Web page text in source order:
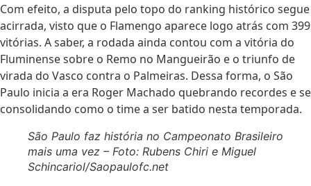
Com efeito, a disputa pelo topo do ranking histórico segue
acirrada, visto que o Flamengo aparece logo atrás com 399
vitórias. A saber, a rodada ainda contou com a vitória do
Fluminense sobre o Remo no Mangueirão e o triunfo de
virada do Vasco contra o Palmeiras. Dessa forma, o São
Paulo inicia a era Roger Machado quebrando recordes e se
consolidando como o time a ser batido nesta temporada.
São Paulo faz história no Campeonato Brasileiro
mais uma vez – Foto: Rubens Chiri e Miguel
Schincariol/Saopaulofc.net